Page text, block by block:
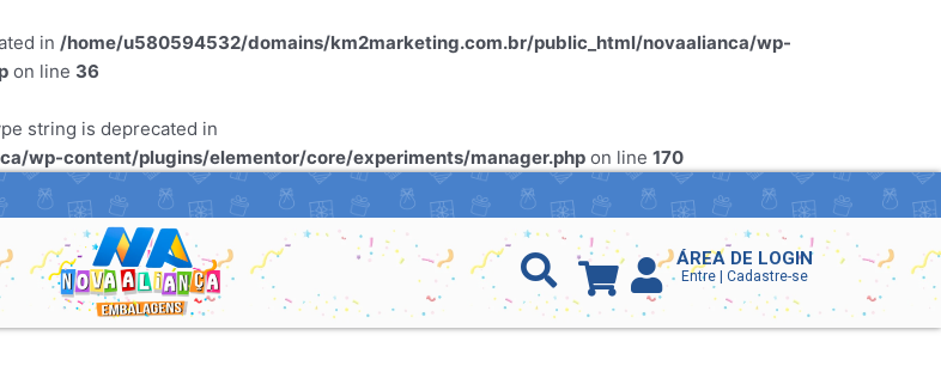
in /home/u580594532/domains/km2marketing.com.br/public_html/novaalianca/wp-
on line 36
string is deprecated in
wp-content/plugins/elementor/core/experiments/manager.php on line 170
ÁREA DE LOGIN
Entre | Cadastre-se